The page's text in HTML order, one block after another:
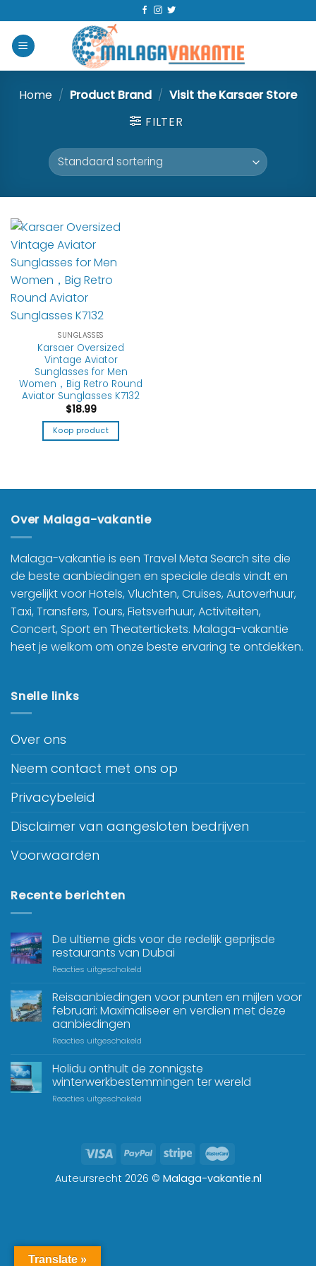
Home / Product Brand / Visit the Karsaer Store
FILTER
SUNGLASSES
Karsaer Oversized
Vintage Aviator
Sunglasses for Men
Women，Big Retro Round
Aviator Sunglasses K7132
$18.99
Koop product
Over Malaga-vakantie
Malaga-vakantie is een Travel Meta Search site die
de beste aanbiedingen en speciale deals vindt en
vergelijkt voor Hotels, Vluchten, Cruises, Autoverhuur,
Taxi, Transfers, Tours, Fietsverhuur, Activiteiten,
Concert, Sport en Theatertickets. Malaga-vakantie
heet je welkom om onze beste ervaring te ontdekken.
Snelle links
Over ons
Neem contact met ons op
Privacybeleid
Disclaimer van aangesloten bedrijven
Voorwaarden
Recente berichten
De ultieme gids voor de redelijk geprijsde
restaurants van Dubai
Reacties uitgeschakeld
Reisaanbiedingen voor punten en mijlen voor
februari: Maximaliseer en verdien met deze
aanbiedingen
Reacties uitgeschakeld
Holidu onthult de zonnigste
winterwerkbestemmingen ter wereld
Reacties uitgeschakeld
Auteursrecht 2026 © Malaga-vakantie.nl
Translate »